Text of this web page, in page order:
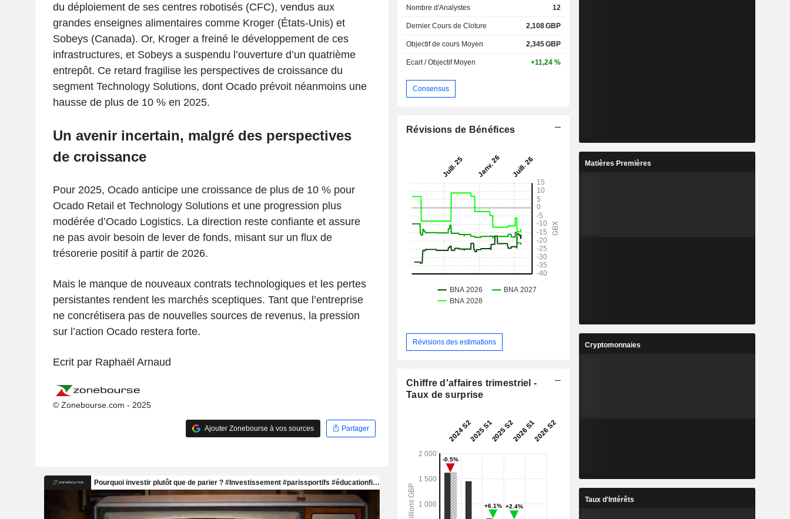
du déploiement de ses centres robotisés (CFC), vendus aux
grandes enseignes alimentaires comme Kroger (États-Unis) et
Sobeys (Canada). Or, Kroger a freiné le développement de ces
infrastructures, et Sobeys a suspendu l’ouverture d’un quatrième
entrepôt. Ce retard fragilise les perspectives de croissance du
segment Technology Solutions, dont Ocado prévoit néanmoins une
hausse de plus de 10 % en 2025.
Un avenir incertain, malgré des perspectives
de croissance
Pour 2025, Ocado anticipe une croissance de plus de 10 % pour
Ocado Retail et Technology Solutions et une progression plus
modérée d’Ocado Logistics. La direction reste confiante et assure
ne pas avoir besoin de lever de fonds, misant sur un flux de
trésorerie positif à partir de 2026.
Mais le manque de nouveaux contrats technologiques et les pertes
persistantes rendent les marchés sceptiques. Tant que l’entreprise
ne concrétisera pas de nouvelles sources de revenus, la pression
sur l’action Ocado restera forte.
Ecrit par Raphaël Arnaud
© Zonebourse.com - 2025
Ajouter Zonebourse à vos sources Partager
Nombre d'Analystes 12
Dernier Cours de Cloture 2,108GBP
Objectif de cours Moyen 2,345GBP
Ecart / Objectif Moyen +11,24 %
Consensus
Révisions de Bénéfices
Révisions des estimations
Chiffre d'affaires trimestriel -
Taux de surprise
Matières Premières
Cryptomonnaies
Taux d'Intérêts